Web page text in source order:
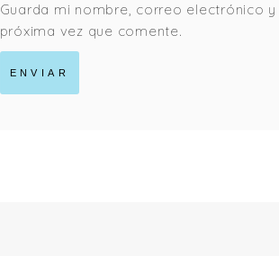
Guarda mi nombre, correo electrónico
próxima vez que comente.